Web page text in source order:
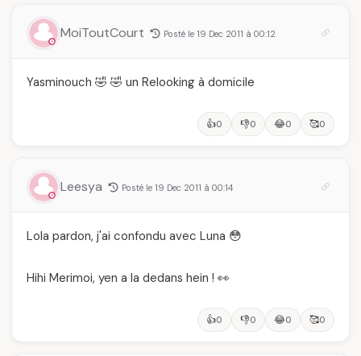
MoiToutCourt Posté le 19 Dec 2011 à 00:12
Yasminouch 🤣 🤣 un Relooking à domicile
👍0 👎0 😂0 🥰0
Leesya Posté le 19 Dec 2011 à 00:14
Lola pardon, j'ai confondu avec Luna 😳
Hihi Merimoi, yen a la dedans hein ! 👀
👍0 👎0 😂0 🥰0